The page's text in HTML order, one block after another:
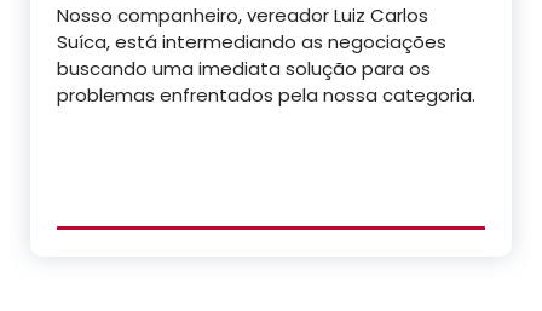
Nosso companheiro, vereador Luiz Carlos
Suíca, está intermediando as negociações
buscando uma imediata solução para os
problemas enfrentados pela nossa categoria.